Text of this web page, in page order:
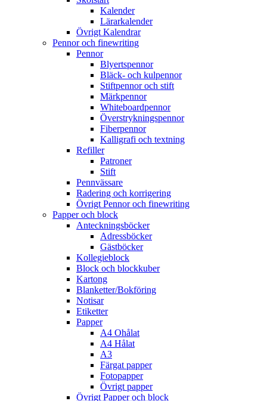
Kalender
Lärarkalender
Övrigt Kalendrar
Pennor och finewriting
Pennor
Blyertspennor
Bläck- och kulpennor
Stiftpennor och stift
Märkpennor
Whiteboardpennor
Överstrykningspennor
Fiberpennor
Kalligrafi och textning
Refiller
Patroner
Stift
Pennvässare
Radering och korrigering
Övrigt Pennor och finewriting
Papper och block
Anteckningsböcker
Adressböcker
Gästböcker
Kollegieblock
Block och blockkuber
Kartong
Blanketter/Bokföring
Notisar
Etiketter
Papper
A4 Ohålat
A4 Hålat
A3
Färgat papper
Fotopapper
Övrigt papper
Övrigt Papper och block